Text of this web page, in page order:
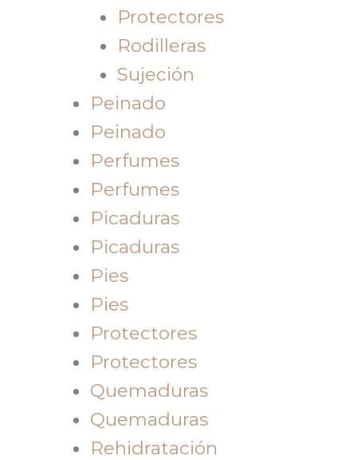
Protectores
Rodilleras
Sujeción
Peinado
Peinado
Perfumes
Perfumes
Picaduras
Picaduras
Pies
Pies
Protectores
Protectores
Quemaduras
Quemaduras
Rehidratación